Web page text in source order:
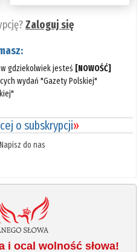
Zaloguj się
gdziekolwiek jesteś [NOWOŚĆ]
wydań "Gazety Polskiej"
o subskrypcji»
do nas
i ocal wolność słowa!